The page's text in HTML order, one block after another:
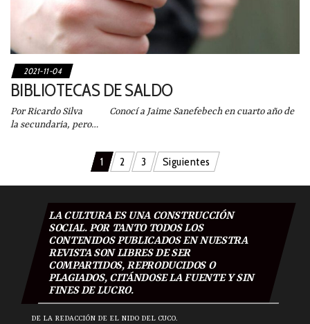
2021-11-04
BIBLIOTECAS DE SALDO
Por Ricardo Silva Conocí a Jaime Sanefebech en cuarto año de
la secundaria, pero…
Navegación
de
entradas
1 2 3 Siguientes
LA CULTURA ES UNA CONSTRUCCIÓN
SOCIAL. POR TANTO TODOS LOS
CONTENIDOS PUBLICADOS EN NUESTRA
REVISTA SON LIBRES DE SER
COMPARTIDOS, REPRODUCIDOS O
PLAGIADOS, CITÁNDOSE LA FUENTE Y SIN
FINES DE LUCRO.
DE LA REDACCIÓN DE EL NIDO DEL CUCO.